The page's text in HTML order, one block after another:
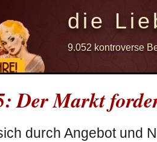
die
9.052 kontroverse
Der Markt
durch Angebot und